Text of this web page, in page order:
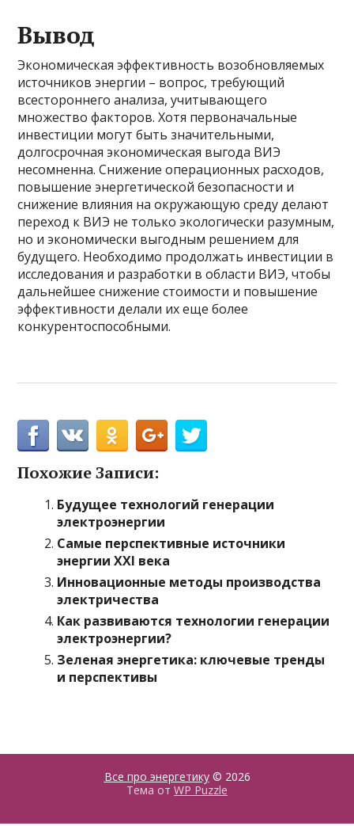
Вывод
Экономическая эффективность возобновляемых
источников энергии – вопрос, требующий
всестороннего анализа, учитывающего
множество факторов. Хотя первоначальные
инвестиции могут быть значительными,
долгосрочная экономическая выгода ВИЭ
несомненна. Снижение операционных расходов,
повышение энергетической безопасности и
снижение влияния на окружающую среду делают
переход к ВИЭ не только экологически разумным,
но и экономически выгодным решением для
будущего. Необходимо продолжать инвестиции в
исследования и разработки в области ВИЭ, чтобы
дальнейшее снижение стоимости и повышение
эффективности делали их еще более
конкурентоспособными.
Похожие Записи:
Будущее технологий генерации
электроэнергии
Самые перспективные источники
энергии XXI века
Инновационные методы производства
электричества
Как развиваются технологии генерации
электроэнергии?
Зеленая энергетика: ключевые тренды
и перспективы
Все про энергетику© 2026
Тема от WP Puzzle